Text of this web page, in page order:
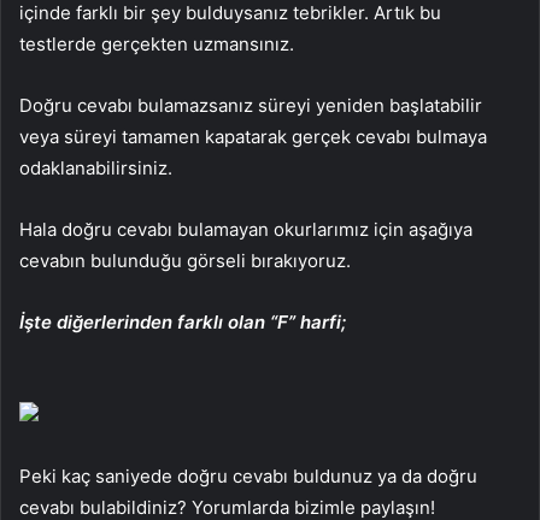
içinde farklı bir şey bulduysanız tebrikler. Artık bu
testlerde gerçekten uzmansınız.
Doğru cevabı bulamazsanız süreyi yeniden başlatabilir
veya süreyi tamamen kapatarak gerçek cevabı bulmaya
odaklanabilirsiniz.
Hala doğru cevabı bulamayan okurlarımız için aşağıya
cevabın bulunduğu görseli bırakıyoruz.
İşte diğerlerinden farklı olan “F” harfi;
Peki kaç saniyede doğru cevabı buldunuz ya da doğru
cevabı bulabildiniz? Yorumlarda bizimle paylaşın!